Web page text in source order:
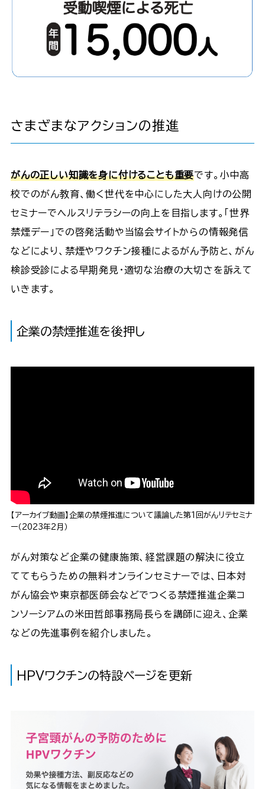
さまざまなアクションの推進
がんの正しい知識を身に付けることも重要です。小中高
校でのがん教育、働く世代を中心にした大人向けの公開
セミナーでヘルスリテラシーの向上を目指します。「世界
禁煙デー」での啓発活動や当協会サイトからの情報発信
などにより、禁煙やワクチン接種によるがん予防と、がん
検診受診による早期発見・適切な治療の大切さを訴えて
いきます。
企業の禁煙推進を後押し
【アーカイブ動画】企業の禁煙推進について議論した第1回がんリテセミナ
ー（2023年2月）
がん対策など企業の健康施策、経営課題の解決に役立
ててもらうための無料オンラインセミナーでは、日本対
がん協会や東京都医師会などでつくる禁煙推進企業コ
ンソーシアムの米田哲郎事務局長らを講師に迎え、企業
などの先進事例を紹介しました。
HPVワクチンの特設ページを更新